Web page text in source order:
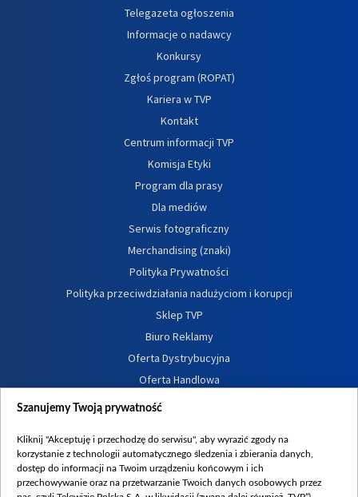
Telegazeta ogłoszenia
Informacje o nadawcy
Konkursy
Zgłoś program (ROPAT)
Kariera w TVP
Kontakt
Centrum informacji TVP
Komisja Etyki
Program dla prasy
Dla mediów
Serwis fotograficzny
Merchandising (znaki)
Polityka Prywatności
Polityka przeciwdziałania nadużyciom i korupcji
Sklep TVP
Biuro Reklamy
Oferta Dystrybucyjna
Oferta Handlowa
Dostępność
Procedura zgłoszeń wewnętrznych
Szanujemy Twoją prywatność
Kliknij "Akceptuję i przechodzę do serwisu", aby wyrazić zgody na
korzystanie z technologii automatycznego śledzenia i zbierania danych,
dostęp do informacji na Twoim urządzeniu końcowym i ich
przechowywanie oraz na przetwarzanie Twoich danych osobowych przez